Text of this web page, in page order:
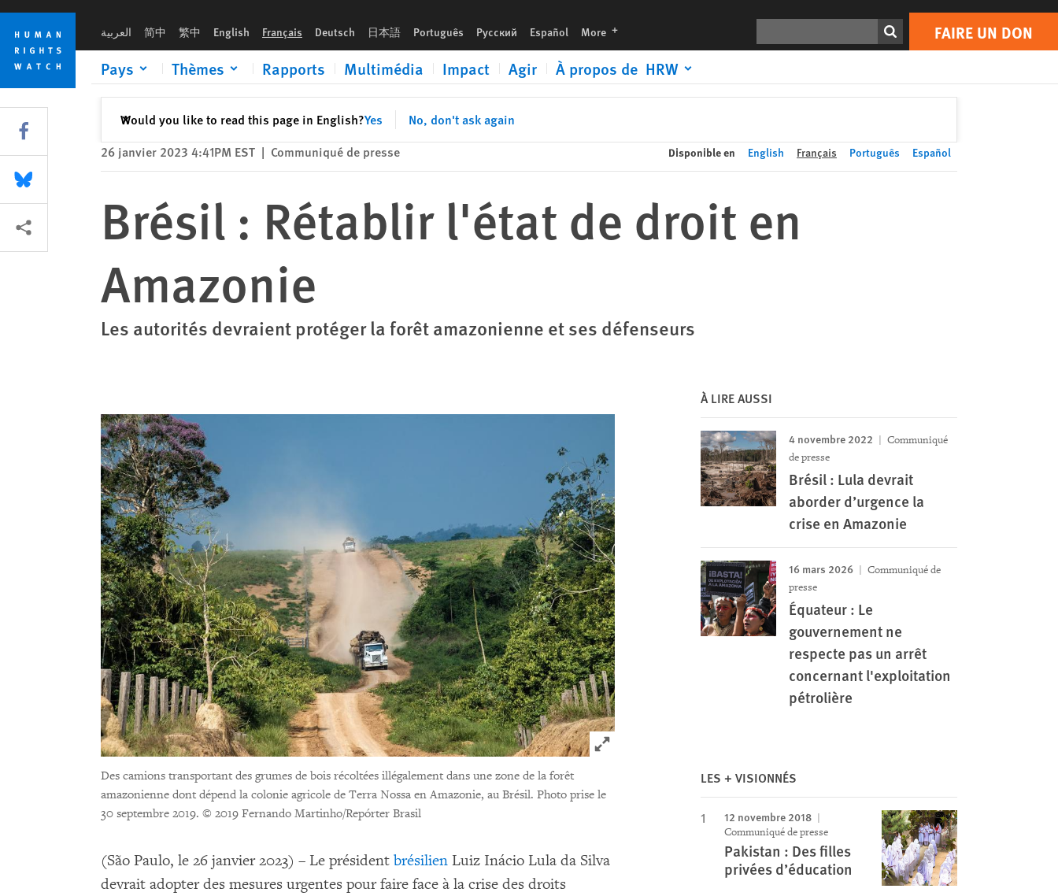
Skip
cookie
privacy
notice
Skip
main
content
العربية 简中 繁中 English Français Deutsch 日本語 Português Русский Español More languages FAIRE UN DON
Pays Thèmes Rapports Multimédia Impact Agir À propos de HRW
Would you like to read this page in English?Yes No, don't ask again
✕Fermer
Print FAIRE UN DON
26 janvier 2023 4:41PM EST | Communiqué de presse Disponible en English Français Português Español
Brésil : Rétablir l'état de droit en
Amazonie
Les autorités devraient protéger la forêt amazonienne et ses défenseurs
Click to expand Image
Des camions transportant des grumes de bois récoltées illégalement dans une zone de la forêt
amazonienne dont dépend la colonie agricole de Terra Nossa en Amazonie, au Brésil. Photo prise le
30 septembre 2019. © 2019 Fernando Martinho/Repórter Brasil
(São Paulo, le 26 janvier 2023) – Le président brésilien Luiz Inácio Lula da Silva
devrait adopter des mesures urgentes pour faire face à la crise des droits
À LIRE AUSSI
4 novembre 2022
Communiqué
de presse
Brésil : Lula devrait
aborder d’urgence la
crise en Amazonie
16 mars 2026
Communiqué de
presse
Équateur : Le
gouvernement ne
respecte pas un arrêt
concernant l'exploitation
pétrolière
LES + VISIONNÉS
12 novembre 2018
Communiqué de presse
Pakistan : Des filles
privées d’éducation
Share this via Facebook
Share this via Bluesky
Share this via Partagez